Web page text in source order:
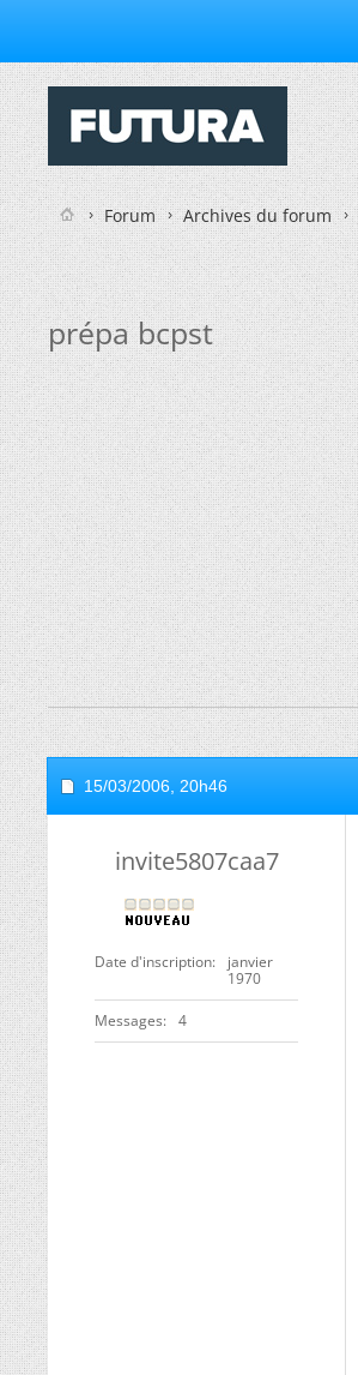
Forum Archives du forum
prépa bcpst
15/03/2006, 20h46
invite5807caa7
Date d'inscription
janvier
1970
Messages 4